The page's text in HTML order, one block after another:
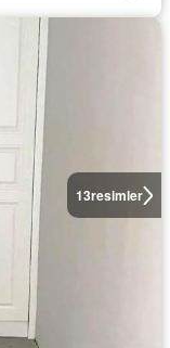
13resimler